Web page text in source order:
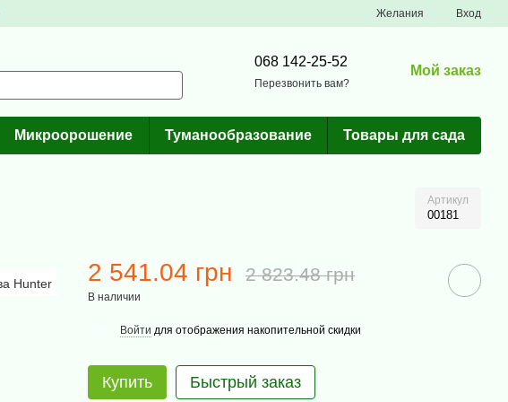
Желания Вход
068 142-25-52
Перезвонить вам?
Мой заказ
Микроорошение Туманообразование Товары для сада
Артикул
00181
2 541.04 грн 2 823.48 грн
В наличии
Войти для отображения накопительной скидки
Купить Быстрый заказ